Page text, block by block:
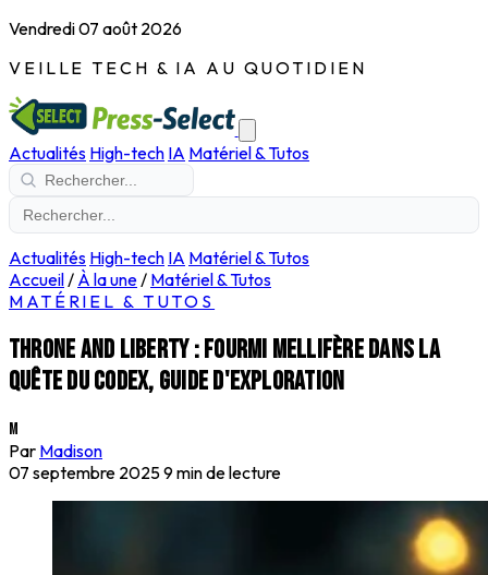
Vendredi 07 août 2026
VEILLE TECH & IA AU QUOTIDIEN
Actualités High-tech IA Matériel & Tutos
Actualités High-tech IA Matériel & Tutos
Accueil/ À la une/ Matériel & Tutos
MATÉRIEL & TUTOS
Throne and Liberty : fourmi mellifère dans la
quête du codex, guide d'exploration
M
Par Madison
07 septembre 20259 min de lecture